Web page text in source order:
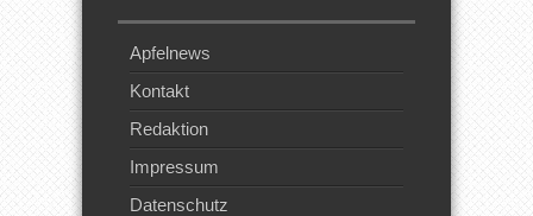
Apfelnews
Kontakt
Redaktion
Impressum
Datenschutz